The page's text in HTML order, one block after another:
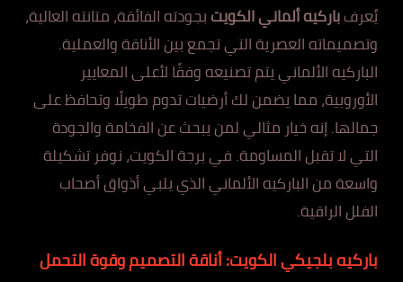
يُعرفباركيه ألماني الكويتبجودته الفائقة، متانته العالية،
وتصميماته العصرية التي تجمع بين الأناقة والعملية.
الباركيه الألماني يتم تصنيعه وفقًا لأعلى المعايير
الأوروبية، مما يضمن لك أرضيات تدوم طويلًا وتحافظ على
جمالها. إنه خيار مثالي لمن يبحث عن الفخامة والجودة
التي لا تقبل المساومة. في برجة الكويت، نوفر تشكيلة
واسعة من الباركيه الألماني الذي يلبي أذواق أصحاب
الفلل الراقية.
باركيه بلجيكي الكويت: أناقة التصميم وقوة التحمل